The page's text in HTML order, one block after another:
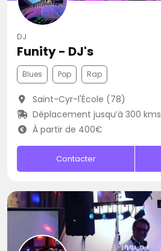
DJ
Funity - DJ's
Blues Pop Rap
Saint-Cyr-l'École (78)
Déplacement jusqu’à 300 kms
À partir de 400€
Contacter